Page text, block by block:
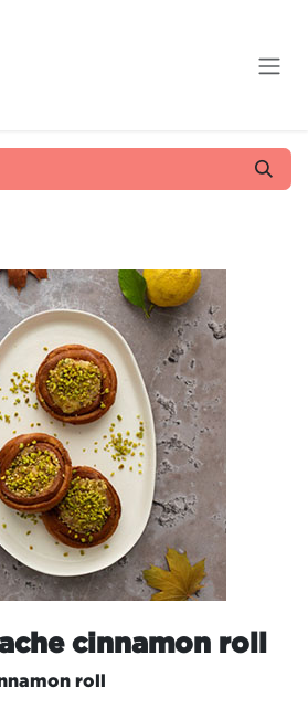
cinnamon roll
roll